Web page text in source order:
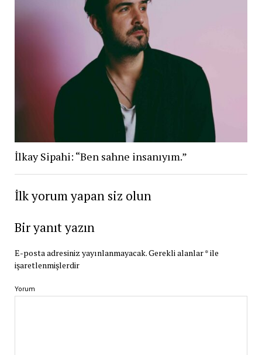
İlkay Sipahi: “Ben sahne insanıyım.”
İlk yorum yapan siz olun
Bir yanıt yazın
E-posta adresiniz yayınlanmayacak.Gerekli alanlar*ile
işaretlenmişlerdir
Yorum